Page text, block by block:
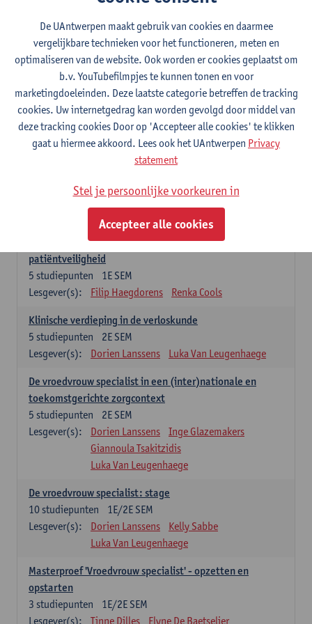
Caroline Masquillier Laura Mortelmans
Verplichte opleidingsonderdelen - Vroedvrouw
specialist
Leiderschap als regie van zorg: concepten en
vaardigheden
1E SEM
studiepunten
Lesgever(s):
Erik Franck
Sandrine Meynendonckx
Stijn Slootmans
Ines Vercalsteren
1E SEM
studiepunten
De professional als beheerder van kwaliteitszorg en
patiëntveiligheid
1E SEM
5 studiepunten
Lesgever(s):
Filip Haegdorens Renka Cools
Klinische verdieping in de verloskunde
2E SEM
5 studiepunten
Lesgever(s):
Dorien Lanssens Luka Van Leugenhaege
De vroedvrouw specialist in een (inter)nationale en
toekomstgerichte zorgcontext
2E SEM
5 studiepunten
Lesgever(s):
Dorien Lanssens
Inge Glazemakers
Giannoula Tsakitzidis
Luka Van Leugenhaege
De vroedvrouw specialist: stage
1E/2E SEM
10studiepunten
Lesgever(s):
Dorien Lanssens
Kelly Sabbe
Luka Van Leugenhaege
Masterproef 'Vroedvrouw specialist' - opzetten en
opstarten
1E/2E SEM
3 studiepunten
Lesgever(s):
Tinne Dilles Elyne De Baetselier
De UAntwerpen maakt gebruik van cookies en daarmee
vergelijkbare technieken voor het functioneren, meten en
optimaliseren van de website. Ook worden er cookies geplaatst om
b.v. YouTubefilmpjes te kunnen tonen en voor
marketingdoeleinden. Deze laatste categorie betreffen de tracking
cookies. Uw internetgedrag kan worden gevolgd door middel van
deze tracking cookies Door op 'Accepteer alle cookies' te klikken
gaat u hiermee akkoord. Lees ook het UAntwerpen Privacy
statement
Stel je persoonlijke voorkeuren in
Accepteer alle cookies